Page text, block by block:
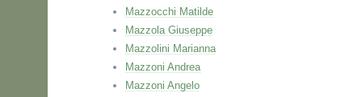
Mazzocchi Matilde
Mazzola Giuseppe
Mazzolini Marianna
Mazzoni Andrea
Mazzoni Angelo